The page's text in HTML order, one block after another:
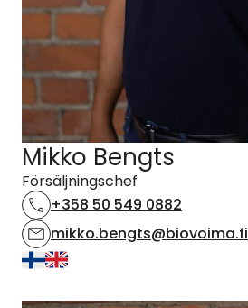
Mikko Bengts
Försäljningschef
+358 50 549 0882
mikko.bengts@biovoima.fi